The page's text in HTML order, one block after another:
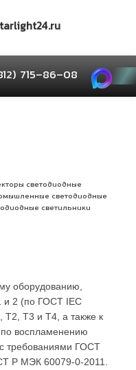
715–86–08
светодиодные
светодиодные
светильники
оборудованию,
и 2 (по ГОСТ IEC
Т2, Т3 и Т4, а также к
воспламенению
требованиями ГОСТ
Р МЭК 60079-0-2011.